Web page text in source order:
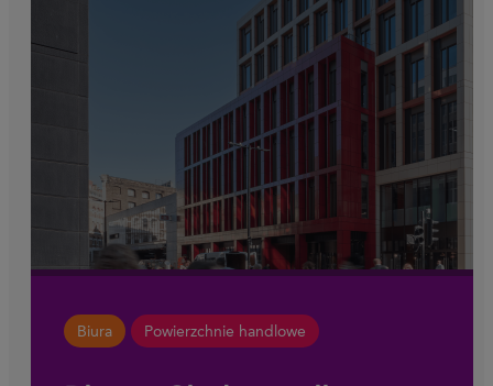
Biura Powierzchnie handlowe